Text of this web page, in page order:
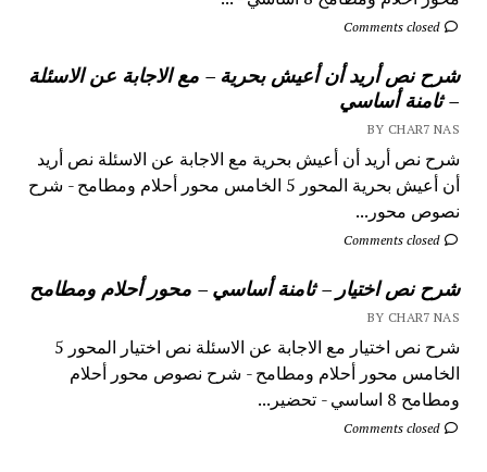
Comments closed
شرح نص أريد أن أعيش بحرية – مع الاجابة عن الاسئلة
– ثامنة أساسي
BY CHAR7 NAS
شرح نص أريد أن أعيش بحرية مع الاجابة عن الاسئلة نص أريد
أن أعيش بحرية المحور 5 الخامس محور أحلام ومطامح - شرح
نصوص محور...
Comments closed
شرح نص اختيار – ثامنة أساسي – محور أحلام ومطامح
BY CHAR7 NAS
شرح نص اختيار مع الاجابة عن الاسئلة نص اختيار المحور 5
الخامس محور أحلام ومطامح - شرح نصوص محور أحلام
ومطامح 8 اساسي - تحضير...
Comments closed